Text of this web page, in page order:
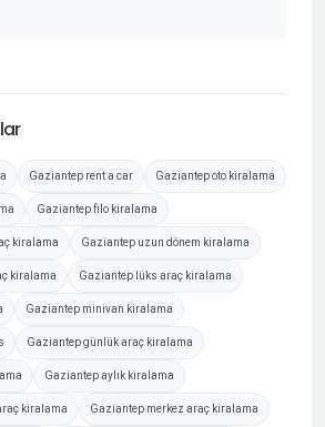
Gaziantep rent a car Gaziantep oto kiralama
Gaziantep filo kiralama
kiralama Gaziantep uzun dönem kiralama
kiralama Gaziantep lüks araç kiralama
Gaziantep minivan kiralama
Gaziantep günlük araç kiralama
Gaziantep aylık kiralama
kiralama Gaziantep merkez araç kiralama